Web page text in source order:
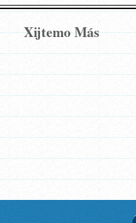
Xijtemo Más